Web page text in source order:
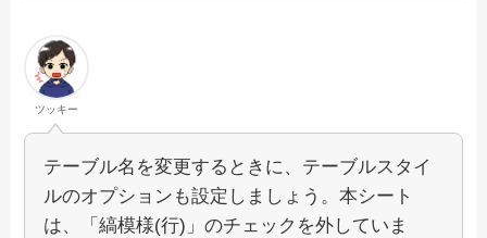
ツッキー
テーブル名を変更するときに、テーブルスタイ
ルのオプションも設定しましょう。本シート
は、「縞模様(行)」のチェックを外していま